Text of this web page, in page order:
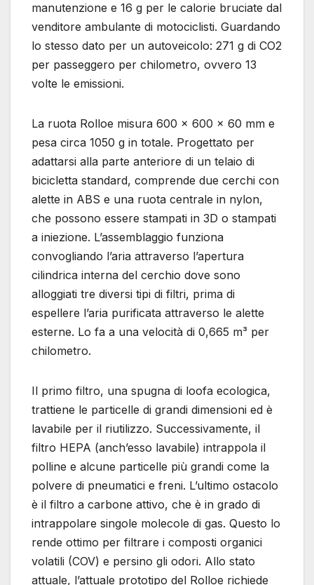
manutenzione e 16 g per le calorie bruciate dal
venditore ambulante di motociclisti. Guardando
lo stesso dato per un autoveicolo: 271 g di CO2
per passeggero per chilometro, ovvero 13
volte le emissioni.
La ruota Rolloe misura 600 x 600 x 60 mm e
pesa circa 1050 g in totale. Progettato per
adattarsi alla parte anteriore di un telaio di
bicicletta standard, comprende due cerchi con
alette in ABS e una ruota centrale in nylon,
che possono essere stampati in 3D o stampati
a iniezione. L’assemblaggio funziona
convogliando l’aria attraverso l’apertura
cilindrica interna del cerchio dove sono
alloggiati tre diversi tipi di filtri, prima di
espellere l’aria purificata attraverso le alette
esterne. Lo fa a una velocità di 0,665 m³ per
chilometro.
Il primo filtro, una spugna di loofa ecologica,
trattiene le particelle di grandi dimensioni ed è
lavabile per il riutilizzo. Successivamente, il
filtro HEPA (anch’esso lavabile) intrappola il
polline e alcune particelle più grandi come la
polvere di pneumatici e freni. L’ultimo ostacolo
è il filtro a carbone attivo, che è in grado di
intrappolare singole molecole di gas. Questo lo
rende ottimo per filtrare i composti organici
volatili (COV) e persino gli odori. Allo stato
attuale, l’attuale prototipo del Rolloe richiede